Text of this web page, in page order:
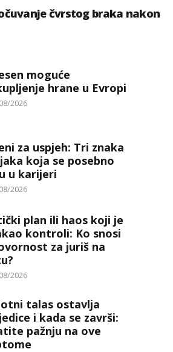
čvrstog braka nakon
moguće
hrane u Evropi
2026
za uspjeh: Tri znaka
koja se posebno
u karijeri
2026
plan ili haos koji je
kontroli: Ko snosi
za juriš na
2026
talas ostavlja
i kada se završi:
pažnju na ove